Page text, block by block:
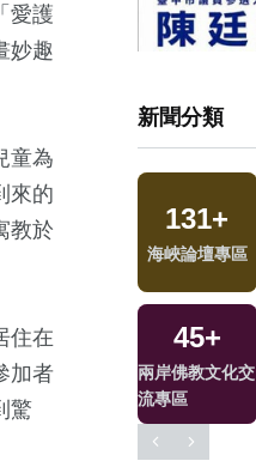
愛護
妙趣
童為
來的
教於
住在
加者
驚
新聞分類
131+
海峽論壇專區
45+
兩岸佛教文化交
流專區